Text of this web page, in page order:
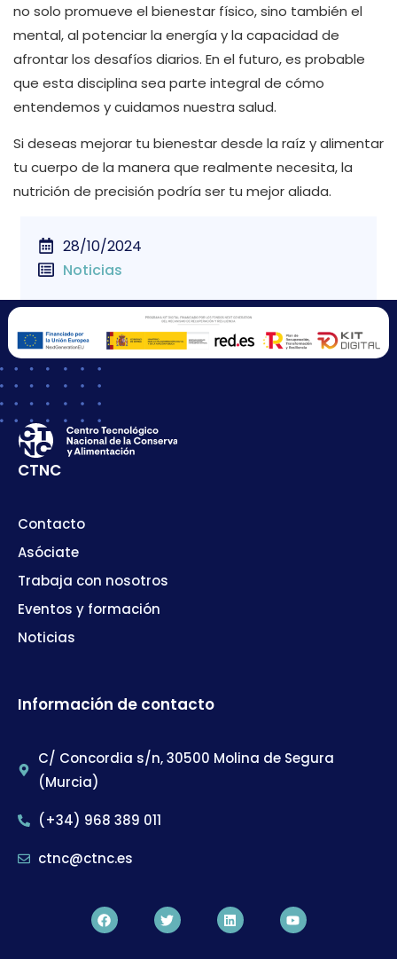
no solo promueve el bienestar físico, sino también el
mental, al potenciar la energía y la capacidad de
afrontar los desafíos diarios. En el futuro, es probable
que esta disciplina sea parte integral de cómo
entendemos y cuidamos nuestra salud.
Si deseas mejorar tu bienestar desde la raíz y alimentar
tu cuerpo de la manera que realmente necesita, la
nutrición de precisión podría ser tu mejor aliada.
28/10/2024
Noticias
CTNC
Contacto
Asóciate
Trabaja con nosotros
Eventos y formación
Noticias
Información de contacto
C/ Concordia s/n, 30500 Molina de Segura
(Murcia)
(+34) 968 389 011
ctnc@ctnc.es